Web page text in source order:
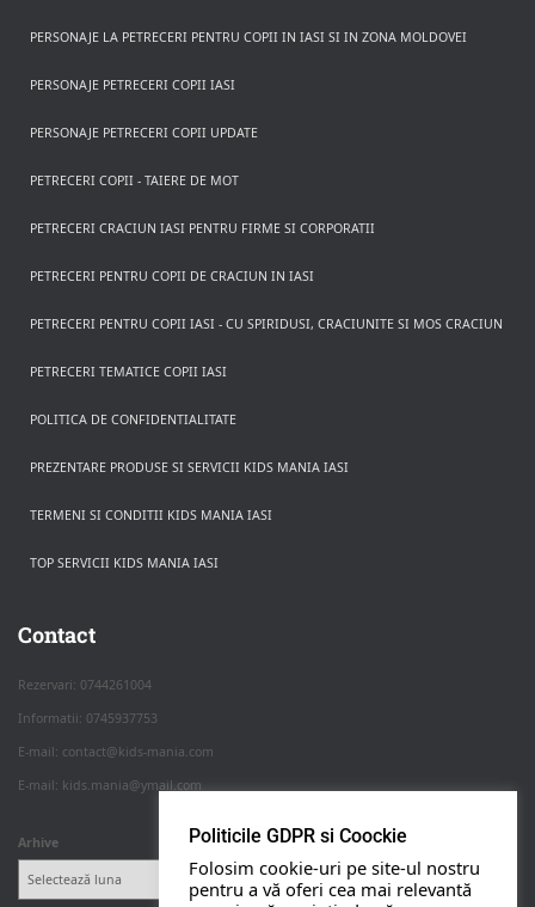
PERSONAJE LA PETRECERI PENTRU COPII IN IASI SI IN ZONA MOLDOVEI
PERSONAJE PETRECERI COPII IASI
PERSONAJE PETRECERI COPII UPDATE
PETRECERI COPII - TAIERE DE MOT
PETRECERI CRACIUN IASI PENTRU FIRME SI CORPORATII
PETRECERI PENTRU COPII DE CRACIUN IN IASI
PETRECERI PENTRU COPII IASI - CU SPIRIDUSI, CRACIUNITE SI MOS CRACIUN
PETRECERI TEMATICE COPII IASI
POLITICA DE CONFIDENTIALITATE
PREZENTARE PRODUSE SI SERVICII KIDS MANIA IASI
TERMENI SI CONDITII KIDS MANIA IASI
TOP SERVICII KIDS MANIA IASI
Contact
Rezervari: 0744261004
Informatii: 0745937753
E-mail: contact@kids-mania.com
E-mail: kids.mania@ymail.com
Arhive Politicile GDPR si Coockie
Folosim cookie-uri pe site-ul nostru
pentru a vă oferi cea mai relevantă
Apasa pe o categorie ca sa vezi serviciile.
PETRECERI COPII
NUNTA